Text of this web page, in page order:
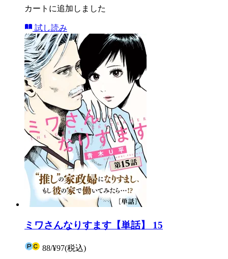
カートに追加しました
試し読み
ミワさんなりすます【単話】 15
88/¥97(税込)